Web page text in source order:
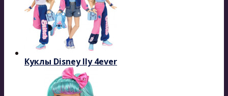
Куклы Disney Ily 4ever